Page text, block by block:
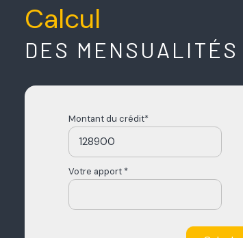
Calcul
DES MENSUALITÉS
Montant du crédit*
Votre apport *